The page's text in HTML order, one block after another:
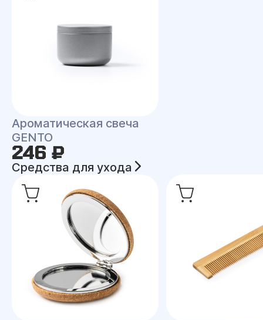
Ароматическая свеча
GENTO
246 ₽
Средства для ухода